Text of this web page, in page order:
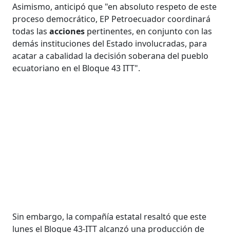
Asimismo, anticipó que "en absoluto respeto de este
proceso democrático, EP Petroecuador coordinará
todas las acciones pertinentes, en conjunto con las
demás instituciones del Estado involucradas, para
acatar a cabalidad la decisión soberana del pueblo
ecuatoriano en el Bloque 43 ITT".
Sin embargo, la compañía estatal resaltó que este
lunes el Bloque 43-ITT alcanzó una producción de